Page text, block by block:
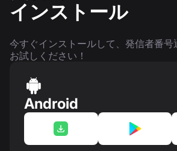
インストール
今すぐインストールして、発信者番号
お試しください！
Android